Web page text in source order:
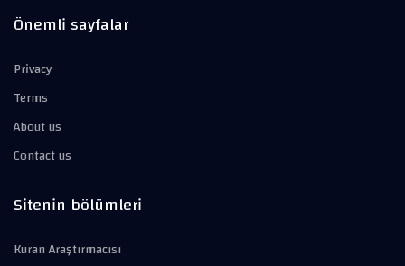
Önemli sayfalar
Privacy
Terms
About us
Contact us
Sitenin bölümleri
Kuran Araştırmacısı